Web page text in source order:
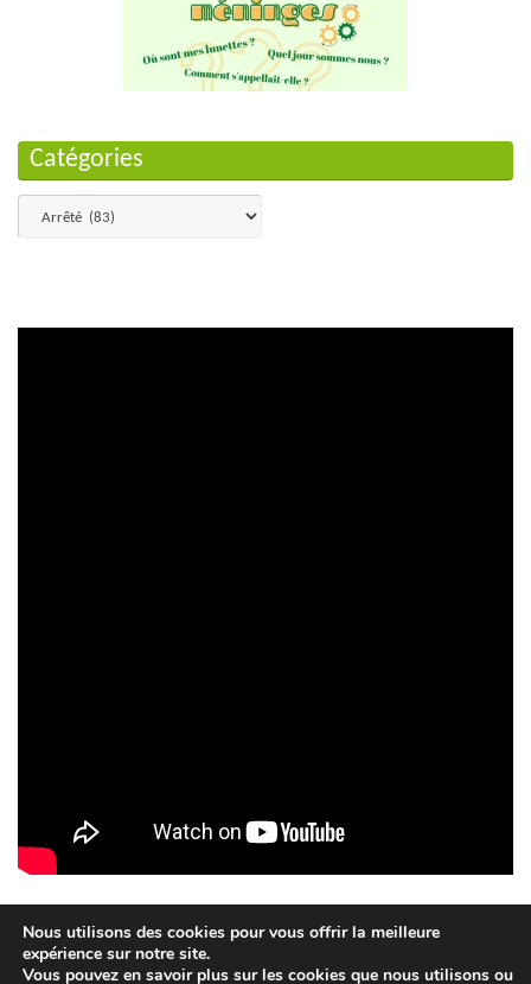
Catégories
Catégories
Nous utilisons des cookies pour vous offrir la meilleure
expérience sur notre site.
Vous pouvez en savoir plus sur les cookies que nous utilisons ou